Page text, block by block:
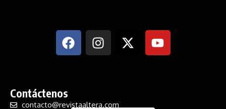
Contáctenos
contacto@revistaaltera.com